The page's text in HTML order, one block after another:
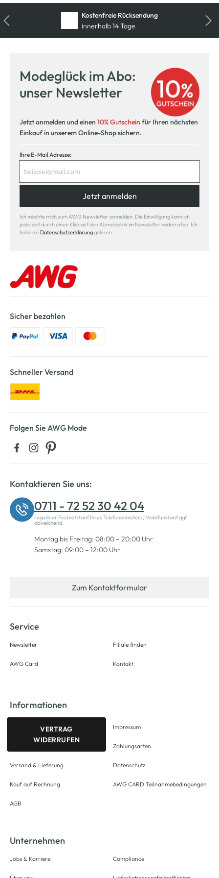
Kostenfreie Rücksendung
innerhalb 14 Tage
Modeglück im Abo:
unser Newsletter
Jetzt anmelden und einen 10% Gutschein für Ihren nächsten
Einkauf in unserem Online-Shop sichern.
Ihre E-Mail Adresse:
Jetzt anmelden
Ich möchte mich zum AWG Newsletter anmelden. Die Einwilligung kann ich
jederzeit durch einen Klick auf den Abmeldelink im Newsletter widerrufen. Ich
habe die Datenschutzerklärunggelesen.
Sicher bezahlen
Schneller Versand
Folgen Sie AWG Mode
Kontaktieren Sie uns:
0711 - 72 52 30 42 04
regulärer Festnetztarif Ihres Telefonanbieters, Mobilfunktarif ggf.
abweichend.
Montag bis Freitag: 08:00 – 20:00 Uhr
Samstag: 09:00 – 12:00 Uhr
Zum Kontaktformular
Service
Newsletter
AWG Card
Filiale finden
Kontakt
Informationen
VERTRAG
WIDERRUFEN
Versand & Lieferung
Kauf auf Rechnung
AGB
Impressum
Zahlungsarten
Datenschutz
AWG CARD Teilnahmebedingungen
Unternehmen
Jobs & Karriere Compliance